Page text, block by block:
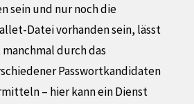
sein und nur noch die
Datei vorhanden sein, lässt
manchmal durch das
Passwortkandidaten
– hier kann ein Dienst